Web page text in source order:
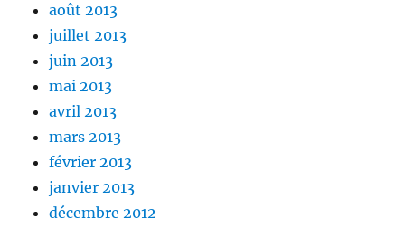
août 2013
juillet 2013
juin 2013
mai 2013
avril 2013
mars 2013
février 2013
janvier 2013
décembre 2012